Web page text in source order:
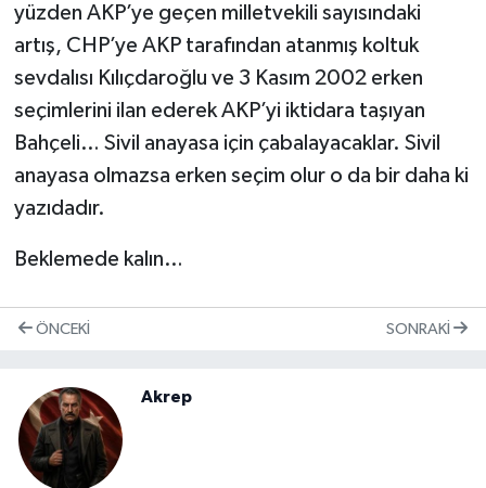
yüzden AKP’ye geçen milletvekili sayısındaki
artış, CHP’ye AKP tarafından atanmış koltuk
sevdalısı Kılıçdaroğlu ve 3 Kasım 2002 erken
seçimlerini ilan ederek AKP’yi iktidara taşıyan
Bahçeli… Sivil anayasa için çabalayacaklar. Sivil
anayasa olmazsa erken seçim olur o da bir daha ki
yazıdadır.
Beklemede kalın…
ÖNCEKI SONRAKI
Akrep